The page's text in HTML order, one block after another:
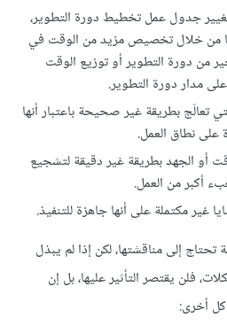
جدول عمل تخطيط دورة التطوير،
من خلال تخصيص مزيد من الوقت في
من دورة التطوير أو توزيع الوقت
مدار دورة التطوير.
تعالَج بطريقة غير صحيحة باعتبار أنها
على نطاق العمل.
أو الجهد بطريقة غير دقيقة لتشجيع
أكبر من العمل.
غير مكتملة على أنها جاهزة للتنفيذ.
إلى مناقشتها، لكن إذا لم يبذل
فلن يقتصر التأثير عليها، بل إن
أخرى: